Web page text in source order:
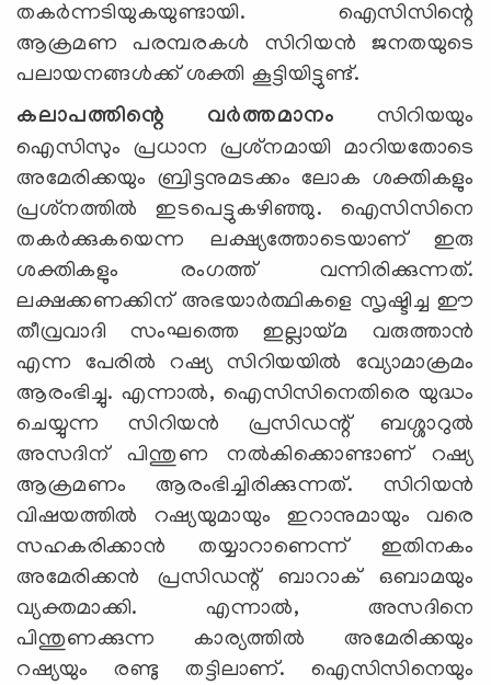
തകര്‍ന്നടിയുകയുണ്ടായി. ഐസിസിന്റെ
ആക്രമണ പരമ്പരകള്‍ സിറിയന്‍ ജനതയുടെ
പലായനങ്ങള്‍ക്ക് ശക്തി കൂട്ടിയിട്ടുണ്ട്.
കലാപത്തിന്റെ വര്‍ത്തമാനം സിറിയയും
ഐസിസും പ്രധാന പ്രശ്‌നമായി മാറിയതോടെ
അമേരിക്കയും ബ്രിട്ടനുമടക്കം ലോക ശക്തികളും
പ്രശ്‌നത്തില്‍ ഇടപെട്ടുകഴിഞ്ഞു. ഐസിസിനെ
തകര്‍ക്കുകയെന്ന ലക്ഷ്യത്തോടെയാണ് ഇരു
ശക്തികളും രംഗത്ത് വന്നിരിക്കുന്നത്.
ലക്ഷക്കണക്കിന് അഭയാര്‍ത്ഥികളെ സൃഷ്ടിച്ച ഈ
തീവ്രവാദി സംഘത്തെ ഇല്ലായ്മ വരുത്താന്‍
എന്ന പേരില്‍ റഷ്യ സിറിയയില്‍ വ്യോമാക്രമം
ആരംഭിച്ചു. എന്നാല്‍, ഐസിസിനെതിരെ യുദ്ധം
ചെയ്യുന്ന സിറിയന്‍ പ്രസിഡന്റ് ബശ്ശാറുല്‍
അസദിന് പിന്തുണ നല്‍കിക്കൊണ്ടാണ് റഷ്യ
ആക്രമണം ആരംഭിച്ചിരിക്കുന്നത്. സിറിയന്‍
വിഷയത്തില്‍ റഷ്യയുമായും ഇറാനുമായും വരെ
സഹകരിക്കാന്‍ തയ്യാറാണെന്ന് ഇതിനകം
അമേരിക്കന്‍ പ്രസിഡന്റ് ബാറാക് ഒബാമയും
വ്യക്തമാക്കി. എന്നാല്‍, അസദിനെ
പിന്തുണക്കുന്ന കാര്യത്തില്‍ അമേരിക്കയും
റഷ്യയും രണ്ടു തട്ടിലാണ്. ഐസിസിനെയും